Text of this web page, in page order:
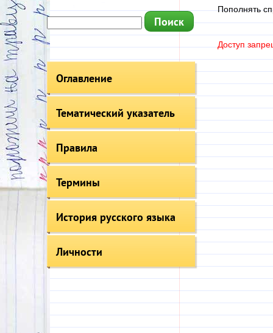
Оглавление
Тематический указатель
Правила
Термины
История русского языка
Личности
Пополнять
Доступ